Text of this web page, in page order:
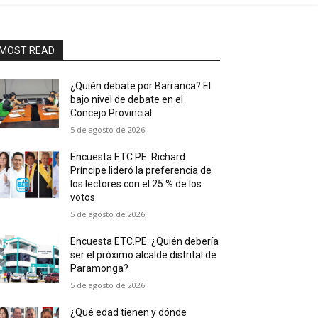
READ
¿Quién debate por Barranca? El
bajo nivel de debate en el
Concejo Provincial
5 de agosto de 2026
Encuesta ETC.PE: Richard
Príncipe lideró la preferencia de
los lectores con el 25 % de los
votos
5 de agosto de 2026
Encuesta ETC.PE: ¿Quién debería
ser el próximo alcalde distrital de
Paramonga?
5 de agosto de 2026
¿Qué edad tienen y dónde